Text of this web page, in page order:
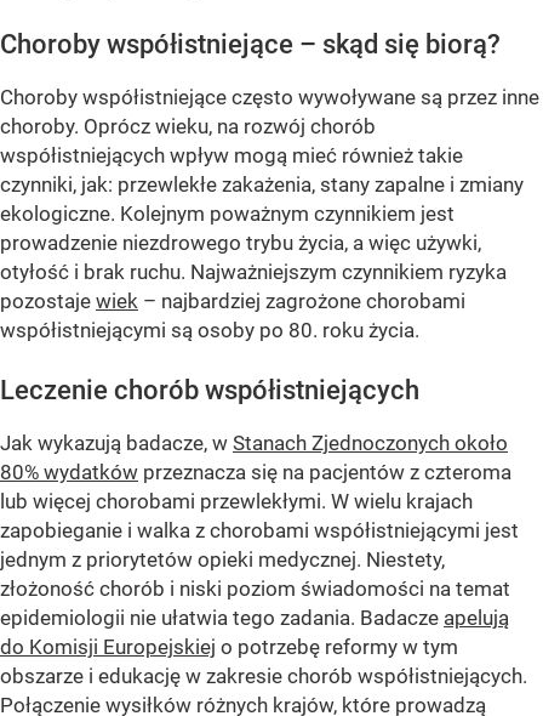
Choroby współistniejące – skąd się biorą?
Choroby współistniejące często wywoływane są przez inne
choroby. Oprócz wieku, na rozwój chorób
współistniejących wpływ mogą mieć również takie
czynniki, jak: przewlekłe zakażenia, stany zapalne i zmiany
ekologiczne. Kolejnym poważnym czynnikiem jest
prowadzenie niezdrowego trybu życia, a więc używki,
otyłość i brak ruchu. Najważniejszym czynnikiem ryzyka
pozostaje wiek – najbardziej zagrożone chorobami
współistniejącymi są osoby po 80. roku życia.
Leczenie chorób współistniejących
Jak wykazują badacze, w Stanach Zjednoczonych około
80% wydatków przeznacza się na pacjentów z czteroma
lub więcej chorobami przewlekłymi. W wielu krajach
zapobieganie i walka z chorobami współistniejącymi jest
jednym z priorytetów opieki medycznej. Niestety,
złożoność chorób i niski poziom świadomości na temat
epidemiologii nie ułatwia tego zadania. Badacze apelują
do Komisji Europejskiej o potrzebę reformy w tym
obszarze i edukację w zakresie chorób współistniejących.
Połączenie wysiłków różnych krajów, które prowadzą